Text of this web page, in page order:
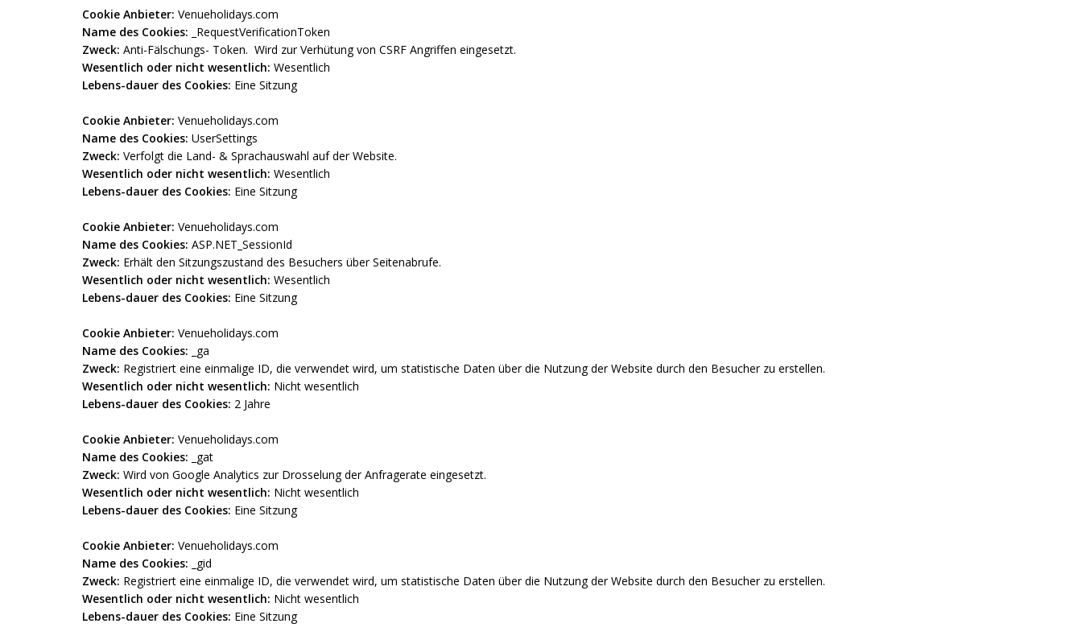
Cookie Anbieter: Venueholidays.com
Name des Cookies: _RequestVerificationToken
Zweck: Anti-Fälschungs- Token. Wird zur Verhütung von CSRF Angriffen eingesetzt.
Wesentlich oder nicht wesentlich: Wesentlich
Lebens-dauer des Cookies: Eine Sitzung
Cookie Anbieter: Venueholidays.com
Name des Cookies: UserSettings
Zweck: Verfolgt die Land- & Sprachauswahl auf der Website.
Wesentlich oder nicht wesentlich: Wesentlich
Lebens-dauer des Cookies: Eine Sitzung
Cookie Anbieter: Venueholidays.com
Name des Cookies: ASP.NET_SessionId
Zweck: Erhält den Sitzungszustand des Besuchers über Seitenabrufe.
Wesentlich oder nicht wesentlich: Wesentlich
Lebens-dauer des Cookies: Eine Sitzung
Cookie Anbieter: Venueholidays.com
Name des Cookies:
_ga
Zweck: Registriert eine einmalige ID, die verwendet wird, um statistische Daten über die Nutzung der Website durch den Besucher zu erstellen.
Wesentlich oder nicht wesentlich: Nicht wesentlich
Lebens-dauer des Cookies: 2 Jahre
Cookie Anbieter: Venueholidays.com
Name des Cookies: _gat
Zweck: Wird von Google Analytics zur Drosselung der Anfragerate eingesetzt.
Wesentlich oder nicht wesentlich: Nicht wesentlich
Lebens-dauer des Cookies: Eine Sitzung
Cookie Anbieter: Venueholidays.com
Name des Cookies: _gid
Zweck: Registriert eine einmalige ID, die verwendet wird, um statistische Daten über die Nutzung der Website durch den Besucher zu erstellen.
Wesentlich oder nicht wesentlich: Nicht wesentlich
Lebens-dauer des Cookies: Eine Sitzung